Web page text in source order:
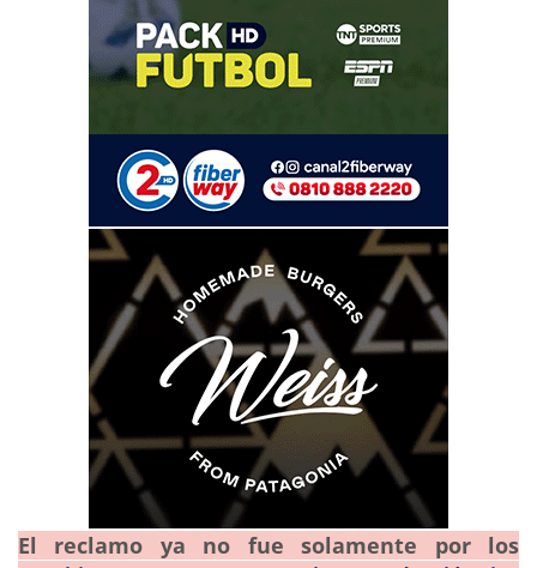
El reclamo ya no fue solamente por los